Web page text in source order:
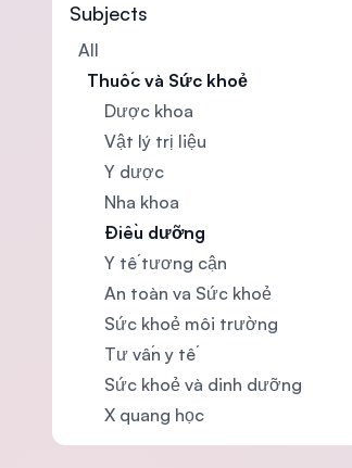
Subjects
All
Thuốc và Sức khoẻ
Dược khoa
Vật lý trị liệu
Y dược
Nha khoa
Điều dưỡng
Y tế tương cận
An toàn va Sức khoẻ
Sức khoẻ môi trường
Tư vấn y tế
Sức khoẻ và dinh dưỡng
X quang học